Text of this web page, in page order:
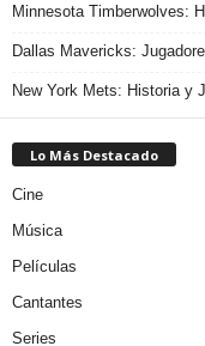
Minnesota Timberwolves:
Dallas Mavericks:
New York Mets: Historia y
Lo Más Destacado
Cine
Música
Películas
Cantantes
Series